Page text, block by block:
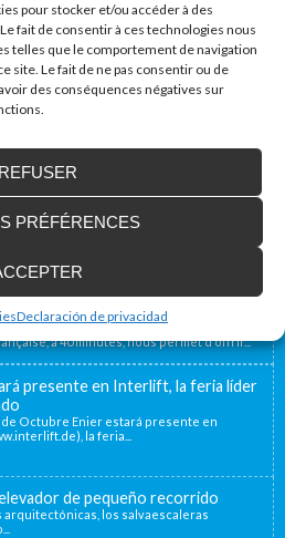
pour stocker et/ou accéder à des
fait de consentir à ces technologies nous
telles que le comportement de navigation
site. Le fait de ne pas consentir ou de
des conséquences négatives sur
REFUSER
PRÉFÉRENCES
Declaración de privacidad
des plates-formes élévatrices
France
géographique proche de la
à 40 minutes, nous permet d’offrir...
presente en Interlift, la feria líder
de Octubre Enier estará presente en
la feria...
de pequeño recorrido
arquitectónicas, los salvaescaleras